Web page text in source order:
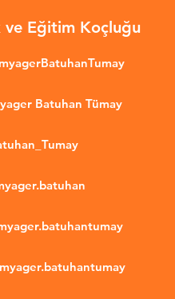
ve Eğitim Koçluğu
Batuhan Tümay